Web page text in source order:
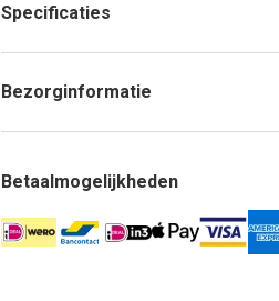
Specificaties
Bezorginformatie
Betaalmogelijkheden